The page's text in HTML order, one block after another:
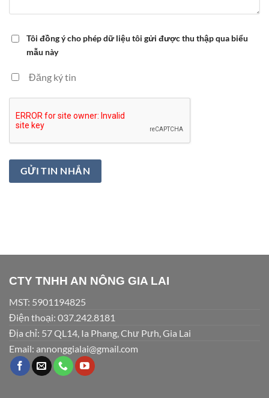
Tôi đồng ý cho phép dữ liệu tôi gửi được thu thập qua biểu
mẫu này
Đăng ký tin
CTY TNHH AN NÔNG GIA LAI
MST: 5901194825
Điện thoại: 037.242.8181
Địa chỉ: 57 QL14, Ia Phang, Chư Pưh, Gia Lai
Email: annonggialai@gmail.com